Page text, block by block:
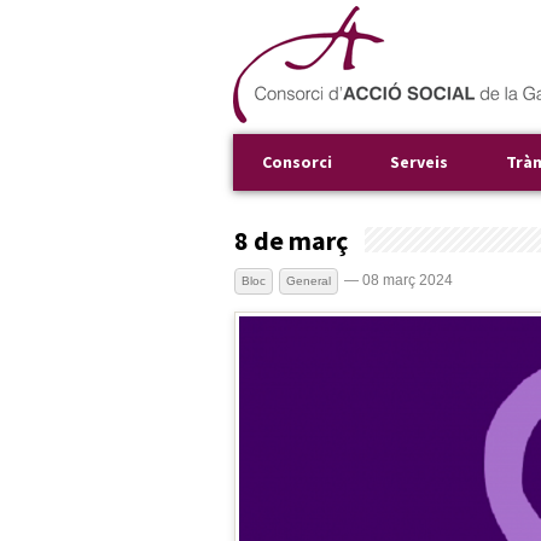
Consorci Serveis
8 de març
Bloc General — 08 març 2024